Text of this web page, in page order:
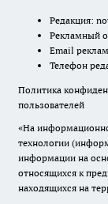
Редакция:
Рекламный
Email
Телефон
Политика
пользователей
«На
технологии
информации на
относящихся к
находящихся на